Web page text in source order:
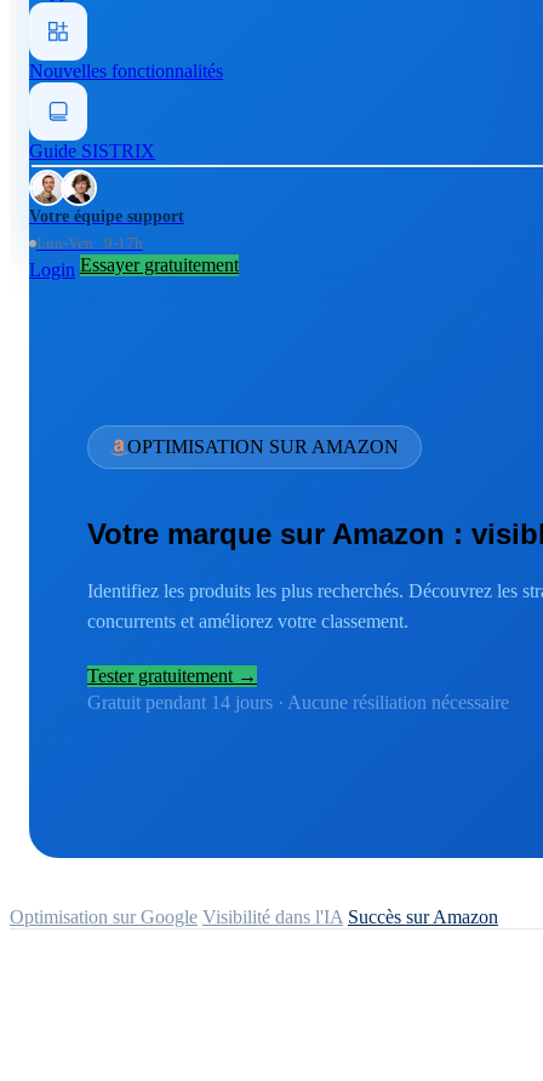
Nouvelles fonctionnalités
Guide SISTRIX
Votre équipe support
Lun-Ven 9-17h
Login Essayer gratuitement
OPTIMISATION SUR AMAZON
Votre marque sur Amazon :
Identifiez les produits les plus recherchés. Découvrez les
concurrents et améliorez votre classement.
Tester gratuitement →
Gratuit pendant 14 jours · Aucune résiliation nécessaire
Optimisation sur Google Visibilité dans l'IA Succès sur Amazon